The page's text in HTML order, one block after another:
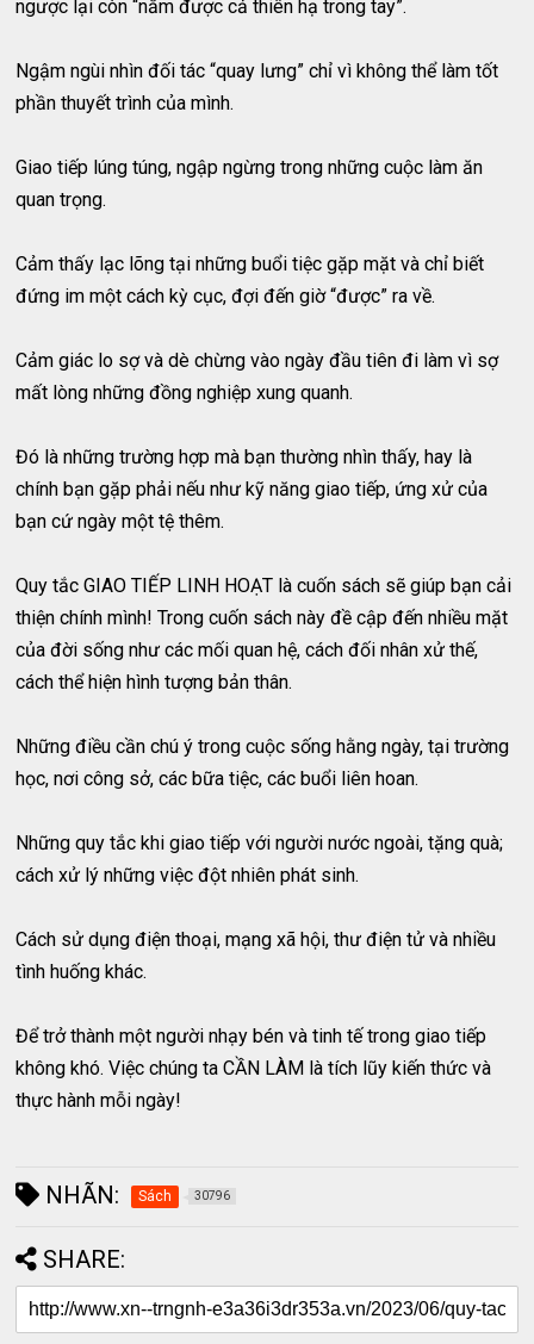
ngược lại còn “nắm được cả thiên hạ trong tay”.
Ngậm ngùi nhìn đối tác “quay lưng” chỉ vì không thể làm tốt
phần thuyết trình của mình.
Giao tiếp lúng túng, ngập ngừng trong những cuộc làm ăn
quan trọng.
Cảm thấy lạc lõng tại những buổi tiệc gặp mặt và chỉ biết
đứng im một cách kỳ cục, đợi đến giờ “được” ra về.
Cảm giác lo sợ và dè chừng vào ngày đầu tiên đi làm vì sợ
mất lòng những đồng nghiệp xung quanh.
Đó là những trường hợp mà bạn thường nhìn thấy, hay là
chính bạn gặp phải nếu như kỹ năng giao tiếp, ứng xử của
bạn cứ ngày một tệ thêm.
Quy tắc GIAO TIẾP LINH HOẠT là cuốn sách sẽ giúp bạn cải
thiện chính mình! Trong cuốn sách này đề cập đến nhiều mặt
của đời sống như các mối quan hệ, cách đối nhân xử thế,
cách thể hiện hình tượng bản thân.
Những điều cần chú ý trong cuộc sống hằng ngày, tại trường
học, nơi công sở, các bữa tiệc, các buổi liên hoan.
Những quy tắc khi giao tiếp với người nước ngoài, tặng quà;
cách xử lý những việc đột nhiên phát sinh.
Cách sử dụng điện thoại, mạng xã hội, thư điện tử và nhiều
tình huống khác.
Để trở thành một người nhạy bén và tinh tế trong giao tiếp
không khó. Việc chúng ta CẦN LÀM là tích lũy kiến thức và
thực hành mỗi ngày!
NHÃN: Sách 30796
SHARE: